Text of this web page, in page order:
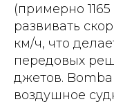
(примерно
развивать
км/ч, что
передовых
джетов.
воздушное